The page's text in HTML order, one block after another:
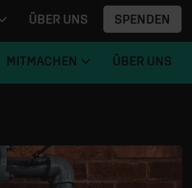
ÜBER UNS SPENDEN
MITMACHEN ÜBER UNS